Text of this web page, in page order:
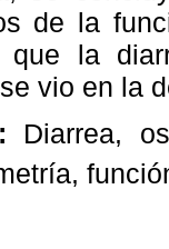
de la
que la
vio en la
Diarrea,